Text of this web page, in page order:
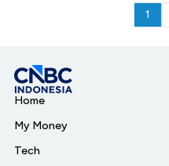
1
Home
My Money
Tech